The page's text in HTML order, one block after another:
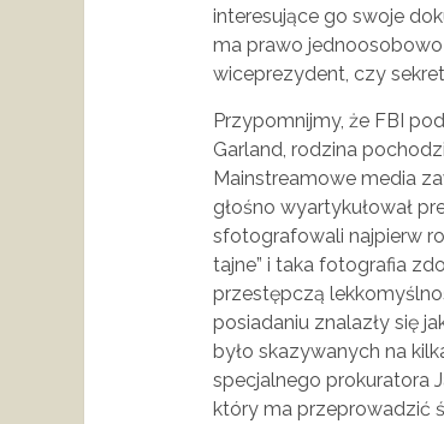
interesujące go swoje
ma prawo jednoosobowo
wiceprezydent, czy
Przypomnijmy, że FBI
Garland, rodzina
Mainstreamowe media
głośno wyartykułował
sfotografowali najpierw
tajne” i taka fotografia
przestępczą
posiadaniu znalazły się
było skazywanych na
specjalnego prokuratora
który ma przeprowadzić